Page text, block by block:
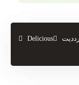
رددیت
Delicious